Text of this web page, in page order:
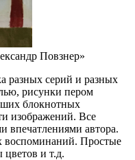
Повзнер»
разных серий и разных
рисунки пером
блокнотных
изображений. Все
впечатлениями автора.
воспоминаний. Простые
цветов и т.д.